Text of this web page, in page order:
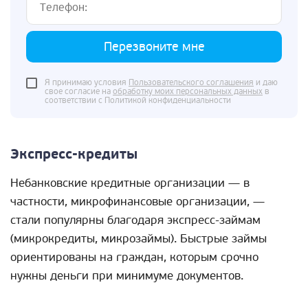
Перезвоните мне
Я принимаю условия Пользовательского соглашения и даю
свое согласие на обработку моих персональных данных в
соответствии с Политикой конфиденциальности
Экспресс-кредиты
Небанковские кредитные организации — в
частности, микрофинансовые организации, —
стали популярны благодаря экспресс-займам
(микрокредиты, микрозаймы). Быстрые займы
ориентированы на граждан, которым срочно
нужны деньги при минимуме документов.